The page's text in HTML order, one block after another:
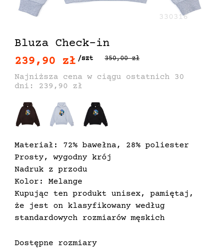
Bluza Check-in
330316
239,90 zł /szt 350,00 zł
Najniższa cena w ciągu ostatnich 30
dni: 239,90 zł
Materiał: 72% bawełna, 28% poliester
Prosty, wygodny krój
Nadruk z przodu
Kolor: Melange
Kupując ten produkt unisex, pamiętaj,
że jest on klasyfikowany według
standardowych rozmiarów męskich
Dostępne rozmiary